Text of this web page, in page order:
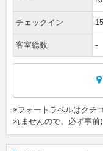
チェックイン
客室総数 -
※フォートラベルはクチ
れませんので、必ず事前